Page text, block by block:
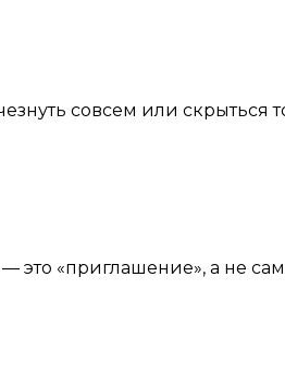
совсем или скрыться
это «приглашение», а не